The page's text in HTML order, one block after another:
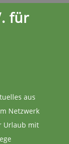
für
aus
Netzwerk
Urlaub mit